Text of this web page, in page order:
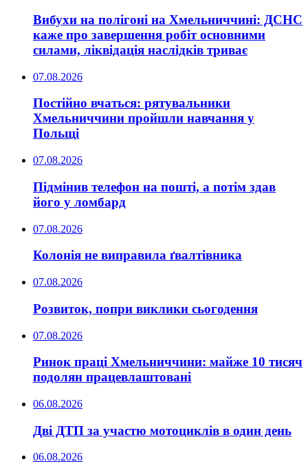
Вибухи на полігоні на Хмельниччині: ДСНС
каже про завершення робіт основними
силами, ліквідація наслідків триває
07.08.2026
Постійно вчаться: рятувальники
Хмельниччини пройшли навчання у
Польщі
07.08.2026
Підмінив телефон на пошті, а потім здав
його у ломбард
07.08.2026
Колонія не виправила ґвалтівника
07.08.2026
Розвиток, попри виклики сьогодення
07.08.2026
Ринок праці Хмельниччини: майже 10 тисяч
подолян працевлаштовані
06.08.2026
Дві ДТП за участю мотоциклів в один день
06.08.2026